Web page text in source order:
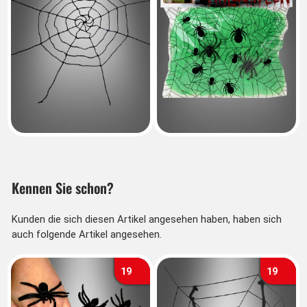
Kennen Sie schon?
Kunden die sich diesen Artikel angesehen haben, haben sich
auch folgende Artikel angesehen.
19 19